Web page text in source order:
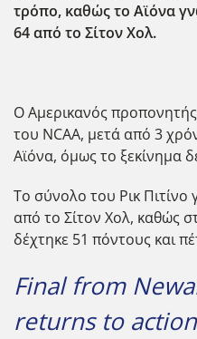
τρόπο, καθώς το Αϊόνα
64 από το Σίτον Χολ.
Ο Αμερικανός
του ΝCAA, μετά από 3
Αϊόνα, όμως το ξεκίνημα
Το σύνολο του Ρικ Πιτίνο
από το Σίτον Χολ, καθώς
δέχτηκε 51 πόντους και
Final from
returns to